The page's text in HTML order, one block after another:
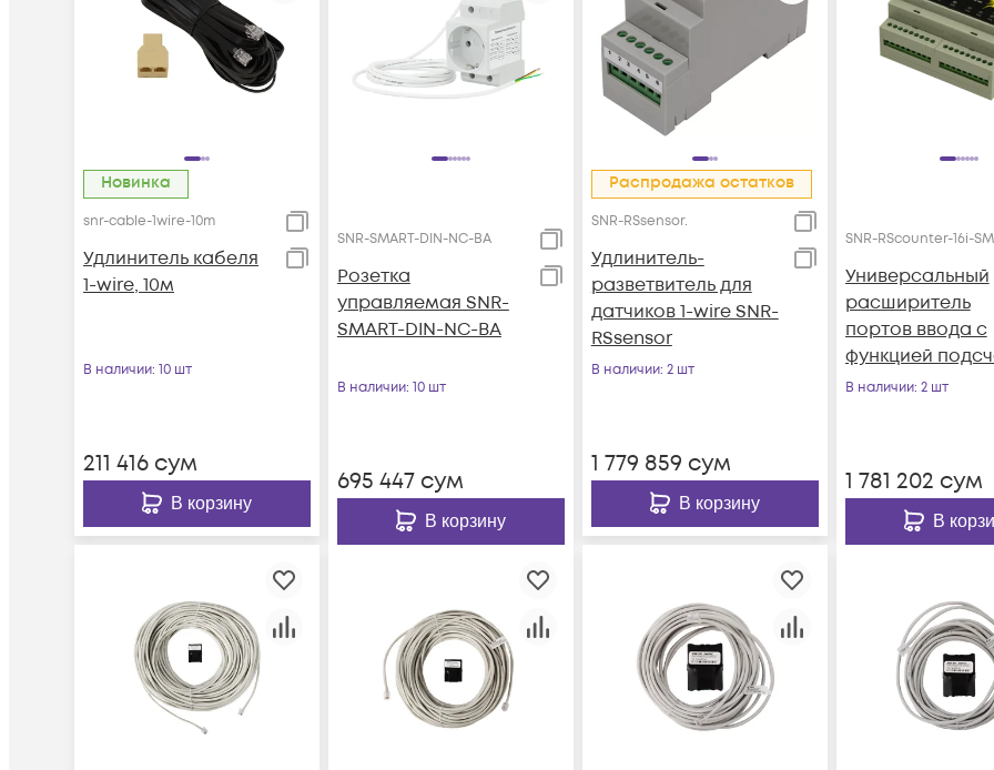
Новинка
snr-cable-1wire-10m
Удлинитель кабеля
1-wire, 10м
В наличии: 10 шт
211 416 сум
В корзину
SNR-SMART-DIN-NC-BA
Розетка
управляемая SNR-
SMART-DIN-NC-BA
В наличии: 10 шт
695 447сум
В корзину
Распродажа остатков
SNR-RSsensor.
Удлинитель-
разветвитель для
датчиков 1-wire SNR-
RSsensor
В наличии: 2 шт
1 779 859 сум
В корзину
SNR-RScounter-16i-
Универсальный
расширитель
портов ввода с
функцией
импульсов,
В наличии: 2 шт
1 781 202 сум
В